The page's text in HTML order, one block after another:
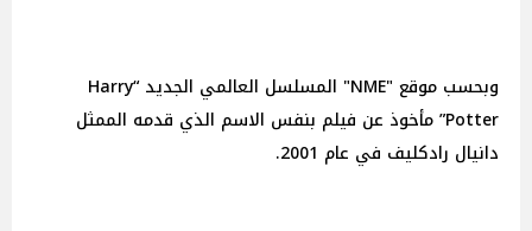
وبحسب موقع "NME" المسلسل العالمي الجديد “Harry
Potter” مأخوذ عن فيلم بنفس الاسم الذي قدمه الممثل
دانيال رادكليف في عام 2001.